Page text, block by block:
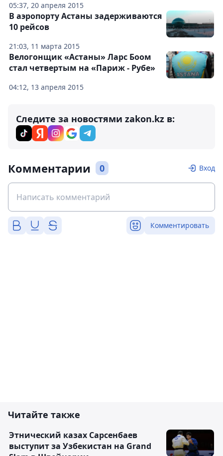
05:37, 20 апреля 2015
21:03, 11 марта 2015
В аэропорту Астаны задерживаются
10 рейсов
04:12, 13 апреля 2015
Велогонщик «Астаны» Ларс Боом
стал четвертым на «Париж - Рубе»
Следите за новостями zakon.kz в:
Комментарии 0 Вход
Комментировать
Читайте также
Этнический казах Сарсенбаев
выступит за Узбекистан на Grand